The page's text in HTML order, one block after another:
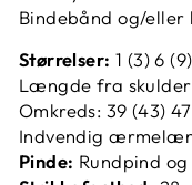
Bindebånd og/eller
Størrelser: 1 (3) 6
Længde fra
Omkreds: 39 (43)
Indvendig
Pinde: Rundpind